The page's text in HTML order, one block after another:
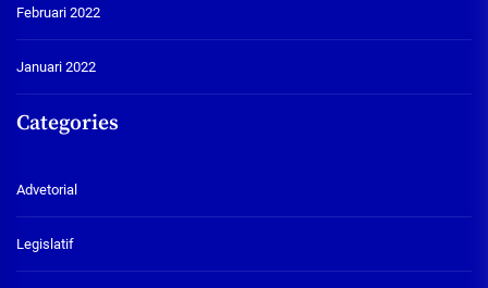
Februari 2022
Januari 2022
Categories
Advetorial
Legislatif